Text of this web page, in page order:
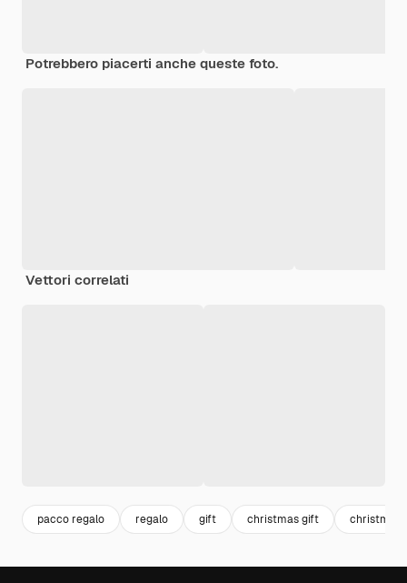
Potrebbero piacerti anche queste foto.
Vettori correlati
pacco regalo regalo gift christmas gift christmas